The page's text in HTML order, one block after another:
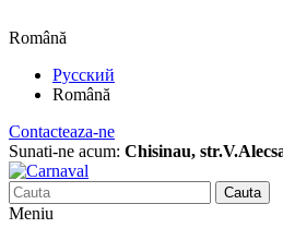
Română
Русский
Română
Contacteaza-ne
Sunati-ne acum: Chisinau,
Cauta
Meniu